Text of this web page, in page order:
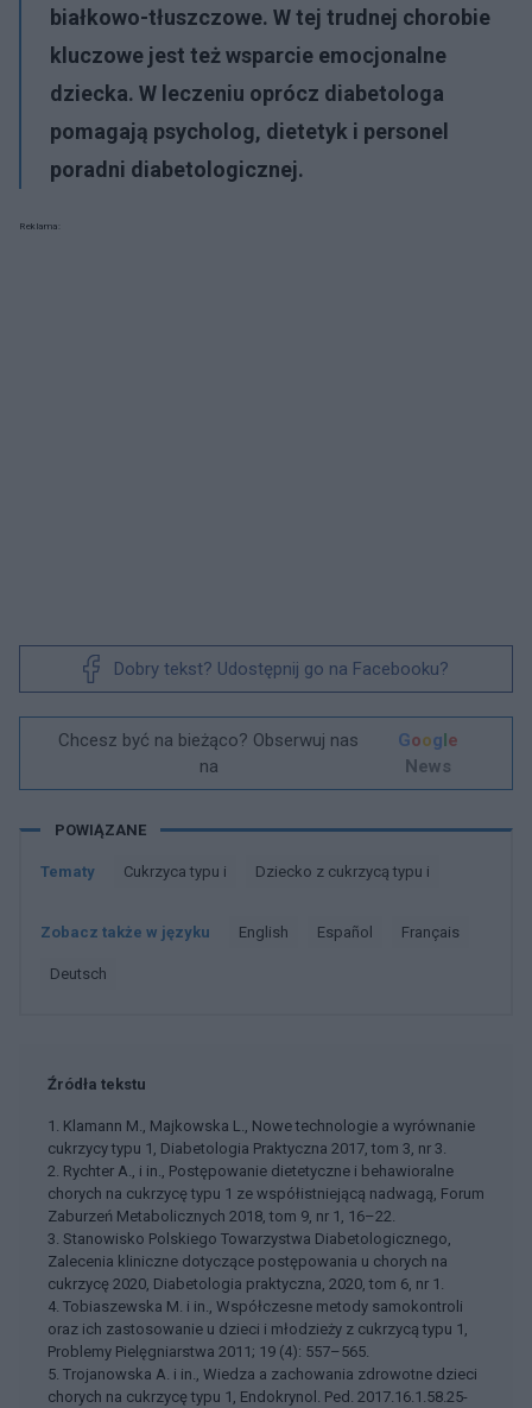
białkowo-tłuszczowe. W tej trudnej chorobie
kluczowe jest też wsparcie emocjonalne
dziecka. W leczeniu oprócz diabetologa
pomagają psycholog, dietetyk i personel
poradni diabetologicznej.
Reklama:
Dobry tekst? Udostępnij go na Facebooku?
Chcesz być na bieżąco? Obserwuj nas
na
Google
News
POWIĄZANE
Tematy Cukrzyca typu i Dziecko z cukrzycą typu i
Zobacz także w języku english español français
deutsch
Źródła tekstu
1. Klamann M., Majkowska L., Nowe technologie a wyrównanie
cukrzycy typu 1, Diabetologia Praktyczna 2017, tom 3, nr 3.
2. Rychter A., i in., Postępowanie dietetyczne i behawioralne
chorych na cukrzycę typu 1 ze współistniejącą nadwagą, Forum
Zaburzeń Metabolicznych 2018, tom 9, nr 1, 16–22.
3. Stanowisko Polskiego Towarzystwa Diabetologicznego,
Zalecenia kliniczne dotyczące postępowania u chorych na
cukrzycę 2020, Diabetologia praktyczna, 2020, tom 6, nr 1.
4. Tobiaszewska M. i in., Współczesne metody samokontroli
oraz ich zastosowanie u dzieci i młodzieży z cukrzycą typu 1,
Problemy Pielęgniarstwa 2011; 19 (4): 557–565.
5. Trojanowska A. i in., Wiedza a zachowania zdrowotne dzieci
chorych na cukrzycę typu 1, Endokrynol. Ped. 2017.16.1.58.25-